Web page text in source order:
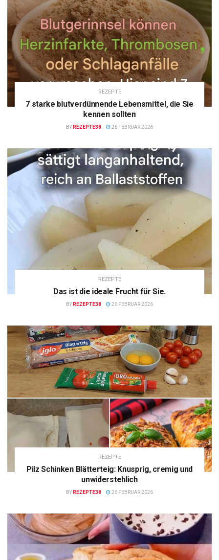
REZEPTE
7 starke blutverdünnende Lebensmittel, die Sie
kennen sollten
BY REZEPTE38 26 FEBRUAR 2026
REZEPTE
Das ist die ideale Frucht für Sie.
BY REZEPTE38 26 FEBRUAR 2026
REZEPTE
Pilz Schinken Blätterteig: Knusprig, cremig und
unwiderstehlich
BY REZEPTE38 26 FEBRUAR 2026